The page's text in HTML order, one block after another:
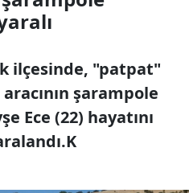
ilçesinde, "patpat"
şarampole
Ece (22) hayatını